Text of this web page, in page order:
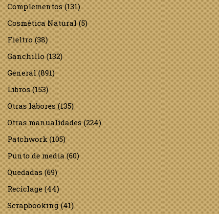
Complementos(131)
Cosmética Natural(5)
Fieltro(38)
Ganchillo(132)
General(891)
Libros(153)
Otras labores(135)
Otras manualidades(224)
Patchwork(105)
Punto de media(60)
Quedadas(69)
Reciclage(44)
Scrapbooking(41)